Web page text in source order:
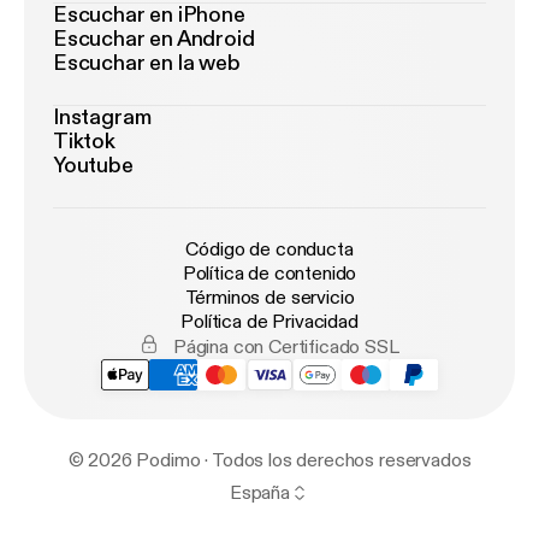
Escuchar en iPhone
Escuchar en Android
Escuchar en la web
Instagram
Tiktok
Youtube
Código de conducta
Política de contenido
Términos de servicio
Política de Privacidad
Página con Certificado SSL
© 2026 Podimo · Todos los derechos reservados
España